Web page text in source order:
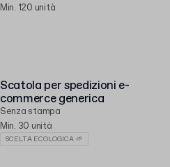
Min. 120 unità
Scatola per spedizioni e-
commerce generica
Senza stampa
Min. 30 unità
SCELTA ECOLOGICA 🌱